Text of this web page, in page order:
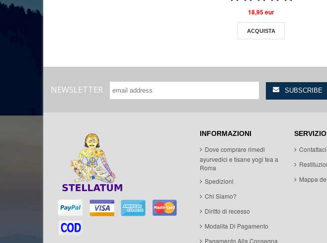
18,95 eur
ACQUISTA
NEWSLETTER
INFORMAZIONI
Dove comprare rimedi
ayurvedici e tisane yogi tea a
Roma
Spedizioni
Chi Siamo?
Diritto di recesso
Modalita Di Pagamento
Pagamento Alla Consegna
Contattaci
Mappa